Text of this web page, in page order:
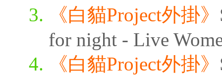
《白貓Project外掛》
for night - Live
《白貓Project外掛》